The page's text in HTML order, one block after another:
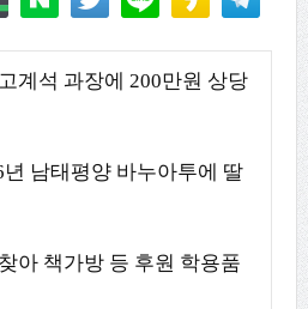
계석 과장에 200만원 상당
남태평양 바누아투에 딸
아 책가방 등 후원 학용품